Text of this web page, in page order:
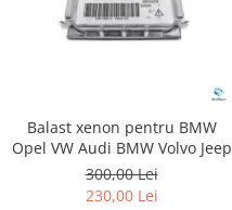
Balast xenon pentru BMW
Opel VW Audi BMW Volvo Jeep
300,00 Lei
230,00 Lei